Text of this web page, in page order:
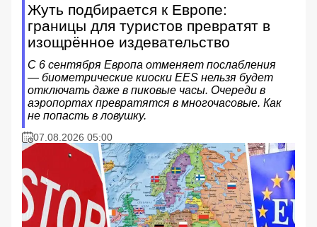
Жуть подбирается к Европе:
границы для туристов превратят в
изощрённое издевательство
С 6 сентября Европа отменяет послабления
— биометрические киоски EES нельзя будет
отключать даже в пиковые часы. Очереди в
аэропортах превратятся в многочасовые. Как
не попасть в ловушку.
07.08.2026 05:00